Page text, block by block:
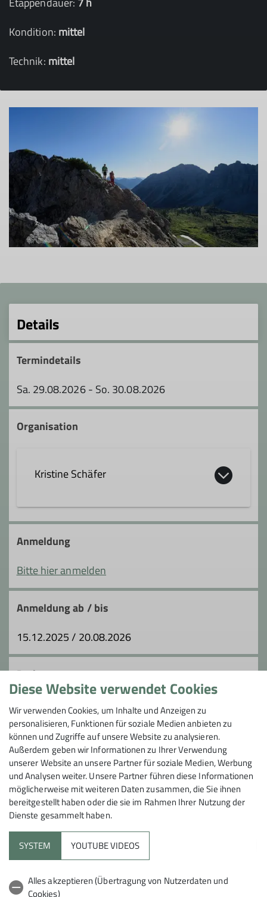
Kondition: mittel
Technik: mittel
Details
Termindetails
Sa. 29.08.2026 - So. 30.08.2026
Organisation
Kristine Schäfer
0172 8237573
kristineschaefer@gmail.com
Ämter
TourenleiterIn
Anmeldung
Bitte hier anmelden
Anmeldung ab / bis
15.12.2025 / 20.08.2026
Preis
Teilnehmergebühren für beide Tage: Mitglieder der
Sektion: 20.- €, Mitglieder anderer Sektion: 40.- €
Maximale Teilnehmeranzahl
7
Diese Website verwendet Cookies
Wir verwenden Cookies, um Inhalte und Anzeigen zu
personalisieren, Funktionen für soziale Medien anbieten zu
können und Zugriffe auf unsere Website zu analysieren.
Außerdem geben wir Informationen zu Ihrer Verwendung
unserer Website an unsere Partner für soziale Medien, Werbung
und Analysen weiter. Unsere Partner führen diese Informationen
möglicherweise mit weiteren Daten zusammen, die Sie ihnen
bereitgestellt haben oder die sie im Rahmen Ihrer Nutzung der
Dienste gesammelt haben.
SYSTEM YOUTUBE VIDEOS
Alles akzeptieren (Übertragung von Nutzerdaten und
Cookies)